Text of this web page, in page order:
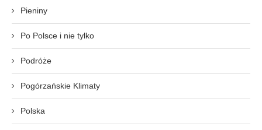
Pieniny
Po Polsce i nie tylko
Podróże
Pogórzańskie Klimaty
Polska